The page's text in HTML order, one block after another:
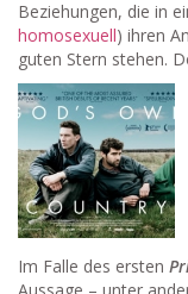
Beziehungen, die in
homosexuell) ihren
guten Stern stehen.
Im Falle des ersten